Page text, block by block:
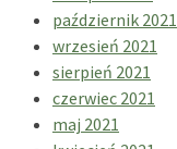
październik 2021
wrzesień 2021
sierpień 2021
czerwiec 2021
maj 2021